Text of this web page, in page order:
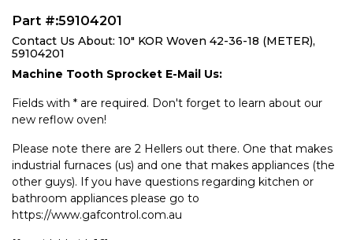
Part #:59104201
Contact Us About: 10" KOR Woven 42-36-18 (METER),
59104201
Machine Tooth Sprocket E-Mail Us:
Fields with * are required. Don't forget to learn about our
new reflow oven!
Please note there are 2 Hellers out there. One that makes
industrial furnaces (us) and one that makes appliances (the
other guys). If you have questions regarding kitchen or
bathroom appliances please go to
https://www.gafcontrol.com.au